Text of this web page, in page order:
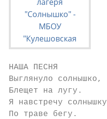
НАША ПЕСНЯ
Выглянуло солнышко,
Блещет на лугу.
Я навстречу солнышку
По траве бегу.